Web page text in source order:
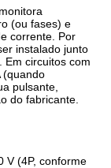
(ou fases) e
corrente. Por
instalado junto
Em circuitos com
(quando
pulsante,
do fabricante.
V (4P, conforme